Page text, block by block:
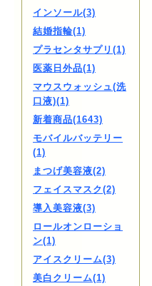
インソール(3)
結婚指輪(1)
プラセンタサプリ(1)
医薬日外品(1)
マウスウォッシュ(洗
口液)(1)
新着商品(1643)
モバイルバッテリー
(1)
まつげ美容液(2)
フェイスマスク(2)
導入美容液(3)
ロールオンローショ
ン(1)
アイスクリーム(3)
美白クリーム(1)